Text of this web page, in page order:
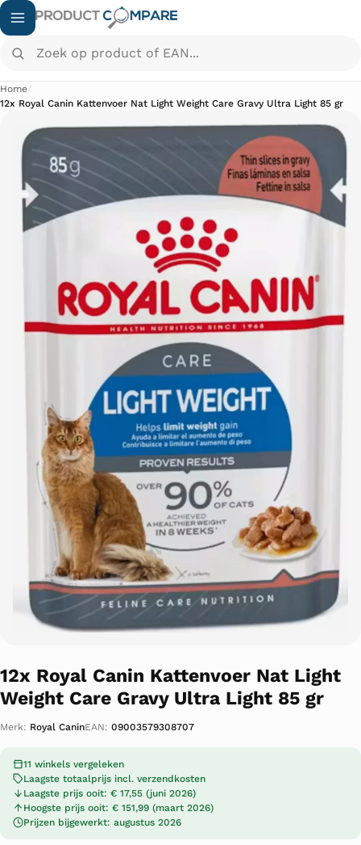
Home/
12x Royal Canin Kattenvoer Nat Light Weight Care Gravy Ultra Light 85 gr
12x Royal Canin Kattenvoer Nat Light
Weight Care Gravy Ultra Light 85 gr
Merk: Royal CaninEAN: 09003579308707
11 winkels vergeleken
Laagste totaalprijs incl. verzendkosten
Laagste prijs ooit: € 17,55 (juni 2026)
Hoogste prijs ooit: € 151,99 (maart 2026)
Prijzen bijgewerkt: augustus 2026